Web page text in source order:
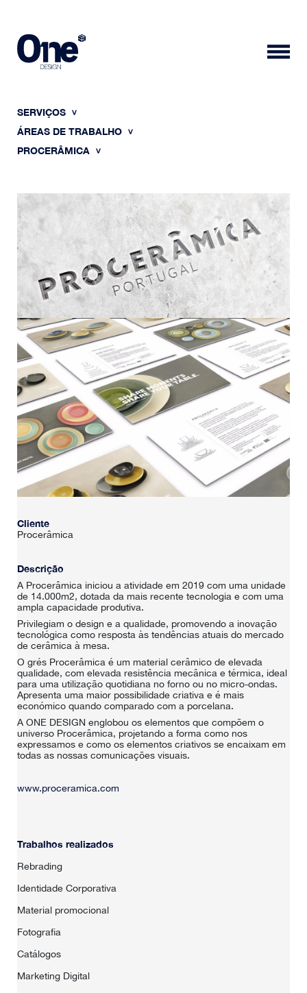
SERVIÇOS
ÁREAS DE TRABALHO
PROCERÂMICA
Cliente
Procerâmica
Descrição
A Procerâmica iniciou a atividade em 2019 com uma unidade
de 14.000m2, dotada da mais recente tecnologia e com uma
ampla capacidade produtiva.
Privilegiam o design e a qualidade, promovendo a inovação
tecnológica como resposta às tendências atuais do mercado
de cerâmica à mesa.
O grés Procerâmica é um material cerâmico de elevada
qualidade, com elevada resistência mecânica e térmica, ideal
para uma utilização quotidiana no forno ou no micro-ondas.
Apresenta uma maior possibilidade criativa e é mais
económico quando comparado com a porcelana.
A ONE DESIGN englobou os elementos que compõem o
universo Procerâmica, projetando a forma como nos
expressamos e como os elementos criativos se encaixam em
todas as nossas comunicações visuais.
www.proceramica.com
Trabalhos realizados
Rebrading
Identidade Corporativa
Material promocional
Fotografia
Catálogos
Marketing Digital